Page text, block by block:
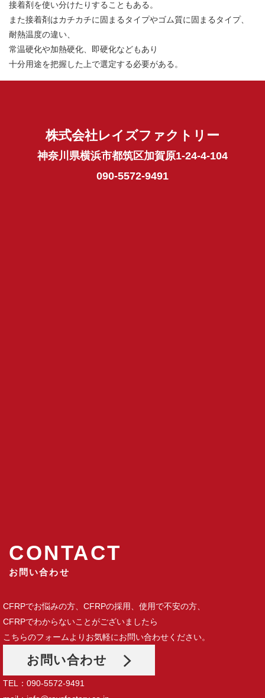
接着剤を使い分けたりすることもある。
また接着剤はカチカチに固まるタイプやゴム質に固まるタイプ、
耐熱温度の違い、
常温硬化や加熱硬化、即硬化などもあり
十分用途を把握した上で選定する必要がある。
株式会社レイズファクトリー
神奈川県横浜市都筑区加賀原1-24-4-104
090-5572-9491
CONTACT
お問い合わせ
CFRPでお悩みの方、CFRPの採用、使用で不安の方、
CFRPでわからないことがございましたら
こちらのフォームよりお気軽にお問い合わせください。
お問い合わせ
TEL：090-5572-9491